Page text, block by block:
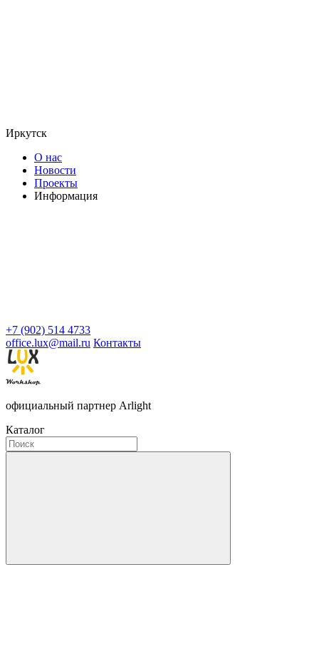
Иркутск
О нас
Новости
Проекты
Информация
+7 (902) 514 4733
office.lux@mail.ru Контакты
официальный партнер Arlight
Каталог